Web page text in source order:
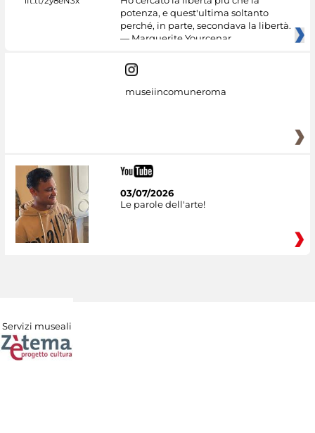
potenza, e quest'ultima soltanto
perché, in parte, secondava la libertà.
— Marguerite Yourcenar
museiincomuneroma
03/07/2026
Le parole dell'arte!
Servizi museali